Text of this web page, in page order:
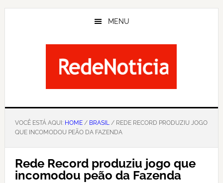
Skip
MENU
VOCÊ ESTÁ AQUI: HOME/ BRASIL/ REDE RECORD PRODUZIU JOGO
QUE INCOMODOU PEÃO DA FAZENDA
Rede Record produziu jogo que
incomodou peão da Fazenda